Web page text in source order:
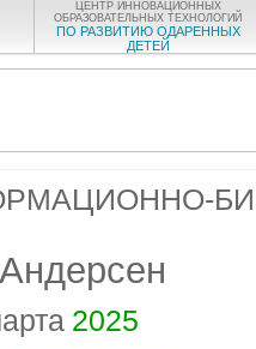
ЦЕНТР ИННОВАЦИОННЫХ
ОБРАЗОВАТЕЛЬНЫХ ТЕХНОЛОГИЙ
ПО РАЗВИТИЮ ОДАРЕННЫХ
ДЕТЕЙ
2025